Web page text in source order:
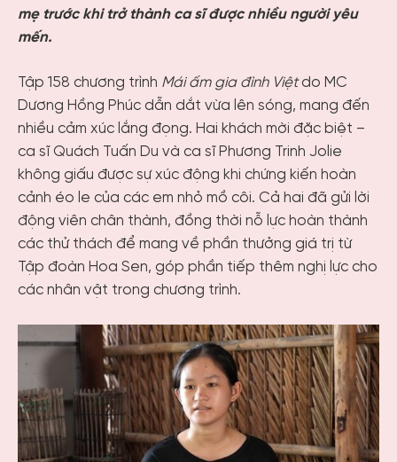
mẹ trước khi trở thành ca sĩ được nhiều người yêu
mến.
Tập 158 chương trình Mái ấm gia đình Việtdo MC
Dương Hồng Phúc dẫn dắt vừa lên sóng, mang đến
nhiều cảm xúc lắng đọng. Hai khách mời đặc biệt –
ca sĩ Quách Tuấn Du và ca sĩ Phương Trinh Jolie
không giấu được sự xúc động khi chứng kiến hoàn
cảnh éo le của các em nhỏ mồ côi. Cả hai đã gửi lời
động viên chân thành, đồng thời nỗ lực hoàn thành
các thử thách để mang về phần thưởng giá trị từ
Tập đoàn Hoa Sen, góp phần tiếp thêm nghị lực cho
các nhân vật trong chương trình.